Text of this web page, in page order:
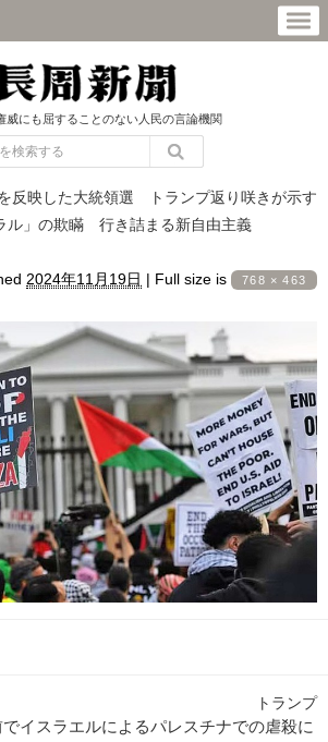
威にも屈することのない人民の言論機関
反映した大統領選 トランプ返り咲きが示す
ル」の欺瞞 行き詰まる新自由主義
2024年11月19日 | Full size is 768 × 463
トランプ
イスラエルによるパレスチナでの虐殺に